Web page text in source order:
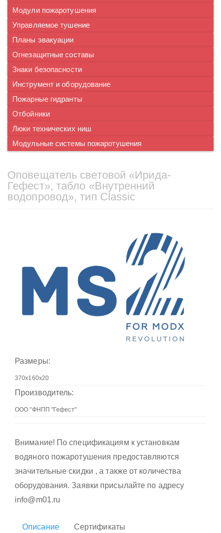
Модули пожаротушения
Управляемое тушение
Планы эвакуации
Огнезащитные составы
Знаки безопасности
Инструмент и оборудование
Пожарные гидранты
Отбойники
Люки технических ниш
Модульные системы пожаротушения
Оповещатель световой «Ирида-
Гефест», табло «Внутренний
водопровод», тип Classic
Размеры:
Производитель:
Внимание! По спецификациям к установкам
водяного пожаротушения предоставляются
значительные скидки , а также от количества
оборудования. Заявки присылайте по адресу
info@m01.ru
Описание Сертификаты